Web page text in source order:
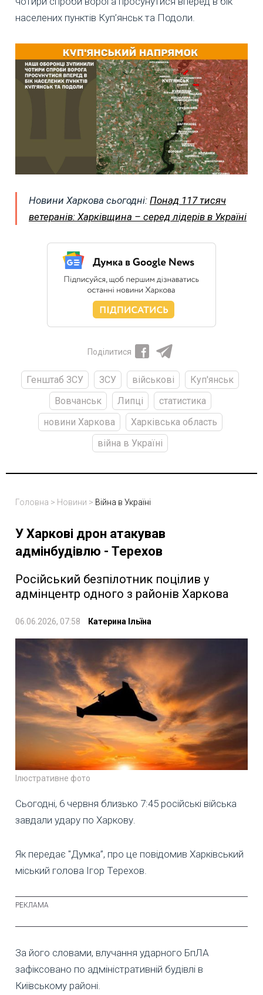
населених пунктів Куп’янськ та Подоли.
Новини Харкова сьогодні: Понад 117 тисяч
ветеранів: Харківщина – серед лідерів в Україні
Поділитися
Генштаб ЗСУ ЗСУ військові
Куп'янськ
Вовчанськ
Липці
статистика
новини Харкова
Харківська область
війна в Україні
Головна > Новини > Війна в Україні
У Харкові дрон атакував
адмінбудівлю - Терехов
Російський безпілотник поцілив у
адмінцентр одного з районів Харкова
06.06.2026, 07:58 Катерина Ільїна
Ілюстративне фото
Сьогодні, 6 червня близько 7:45 російські війська
завдали удару по Харкову.
Як передає "Думка”, про це повідомив Харківський
міський голова Ігор Терехов.
За його словами, влучання ударного БпЛА
зафіксовано по адміністративній будівлі в
Київському районі.